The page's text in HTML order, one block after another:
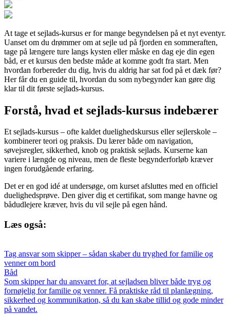
At tage et sejlads-kursus er for mange begyndelsen på et nyt eventyr.
Uanset om du drømmer om at sejle ud på fjorden en sommeraften,
tage på længere ture langs kysten eller måske en dag eje din egen
båd, er et kursus den bedste måde at komme godt fra start. Men
hvordan forbereder du dig, hvis du aldrig har sat fod på et dæk før?
Her får du en guide til, hvordan du som nybegynder kan gøre dig
klar til dit første sejlads-kursus.
Forstå, hvad et sejlads-kursus indebærer
Et sejlads-kursus – ofte kaldet duelighedskursus eller sejlerskole –
kombinerer teori og praksis. Du lærer både om navigation,
søvejsregler, sikkerhed, knob og praktisk sejlads. Kurserne kan
variere i længde og niveau, men de fleste begynderforløb kræver
ingen forudgående erfaring.
Det er en god idé at undersøge, om kurset afsluttes med en officiel
duelighedsprøve. Den giver dig et certifikat, som mange havne og
bådudlejere kræver, hvis du vil sejle på egen hånd.
Læs også:
Tag ansvar som skipper – sådan skaber du tryghed for familie og
venner om bord
Båd
Som skipper har du ansvaret for, at sejladsen bliver både tryg og
fornøjelig for familie og venner. Få praktiske råd til planlægning,
sikkerhed og kommunikation, så du kan skabe tillid og gode minder
på vandet.